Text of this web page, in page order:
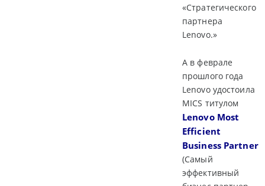
«Стратегического
партнера
Lenovo.»
А в феврале
прошлого года
Lenovo удостоила
MICS титулом
Lenovo Most
Efficient
Business Partner
(Самый
эффективный